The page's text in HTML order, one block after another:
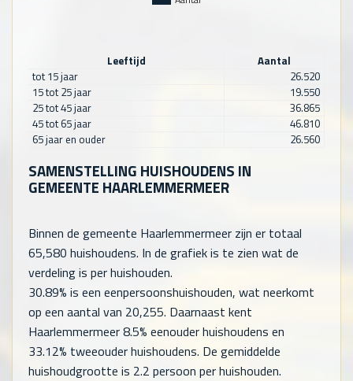
Leeftijd
Aantal
tot 15 jaar
26.520
15 tot 25 jaar
19.550
25 tot 45 jaar
36.865
45 tot 65 jaar
46.810
65 jaar en ouder
26.560
SAMENSTELLING HUISHOUDENS IN
GEMEENTE HAARLEMMERMEER
Binnen de gemeente Haarlemmermeer zijn er totaal
65,580 huishoudens. In de grafiek is te zien wat de
verdeling is per huishouden.
30.89% is een eenpersoonshuishouden, wat neerkomt
op een aantal van 20,255. Daarnaast kent
Haarlemmermeer 8.5% eenouder huishoudens en
33.12% tweeouder huishoudens. De gemiddelde
huishoudgrootte is 2.2 persoon per huishouden.